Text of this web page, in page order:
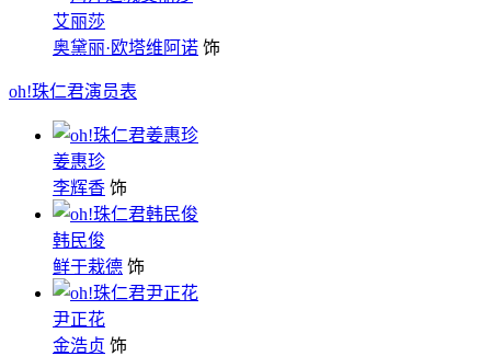
艾丽莎
奥黛丽·欧塔维阿诺 饰
oh!珠仁君演员表
姜惠珍
李辉香 饰
韩民俊
鲜于栽德 饰
尹正花
金浩贞 饰